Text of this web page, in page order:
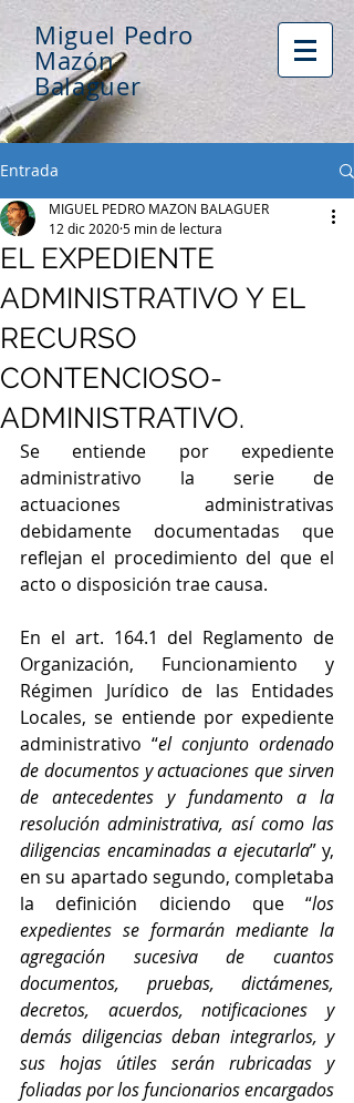
Miguel Pedro
Mazón
Balaguer
Entrada
EL EXPEDIENTE
ADMINISTRATIVO Y EL
RECURSO
CONTENCIOSO-
ADMINISTRATIVO.
MIGUEL PEDRO MAZON BALAGUER
12 dic 20205 min de lectura
Se entiende por expediente
administrativo la serie de
actuaciones administrativas
debidamente documentadas que
reflejan el procedimiento del que el
acto o disposición trae causa.
En el art. 164.1 del Reglamento de
Organización, Funcionamiento y
Régimen Jurídico de las Entidades
Locales, se entiende por expediente
administrativo “el conjunto ordenado
de documentos y actuaciones que sirven
de antecedentes y fundamento a la
resolución administrativa, así como las
diligencias encaminadas a ejecutarla” y,
en su apartado segundo, completaba
la definición diciendo que “los
expedientes se formarán mediante la
agregación sucesiva de cuantos
documentos, pruebas, dictámenes,
decretos, acuerdos, notificaciones y
demás diligencias deban integrarlos, y
sus hojas útiles serán rubricadas y
foliadas por los funcionarios encargados